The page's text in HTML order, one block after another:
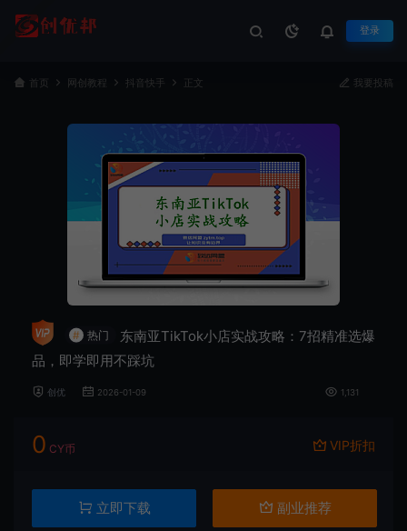
登录
首页 网创教程 抖音快手 正文 我要投稿
# 热门
东南亚TikTok小店实战攻略：7招精准选爆
品，即学即用不踩坑
创优 2026-01-09 1,131
0 CY币 VIP折扣
立即下载 副业推荐